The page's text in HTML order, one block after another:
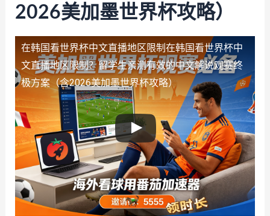
2026美加墨世界杯攻略）
在韩国看世界杯中文直播地区限制 在韩国看世界杯中
文直播地区限制？留学生亲测有效的中文解说观赛终
极方案（含2026美加墨世界杯攻略）